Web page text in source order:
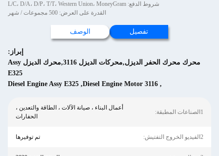
شروط الدفع: L/C، D/A، D/P، T/T، Western Union، MoneyGram
القدرة على العرض: 500 مجموعات / شهر
تفصيل الوصف
إبراز:
محرك محرك الحفر الديزل,محركات الديزل 3116,محرك الديزل Assy
E325
,
Diesel Engine Motor 3116
,
Diesel Engine Assy E325
1الصناعات المطبقة:
أعمال البناء ، صيانة الآلات ، الطاقة والتعدين ،
الحفارات
2الفيديو الخروج التفتيش: تم توفيرها